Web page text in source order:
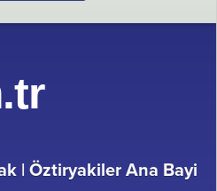
|Öztiryakiler Ana Bayi